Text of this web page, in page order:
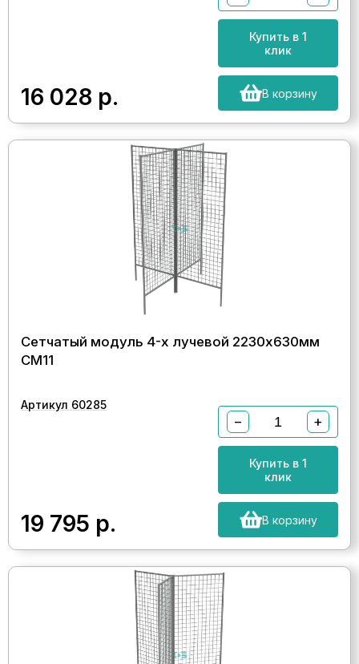
16 028 р.
Купить в 1
клик
В корзину
Сетчатый модуль 4-х лучевой 2230х630мм
СМ11
Артикул 60285
19 795 р.
− +
Купить в 1
клик
В корзину